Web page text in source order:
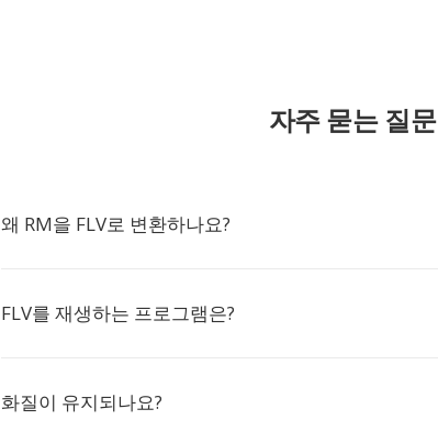
자주 묻는 질문
왜 RM을 FLV로 변환하나요?
FLV를 재생하는 프로그램은?
화질이 유지되나요?